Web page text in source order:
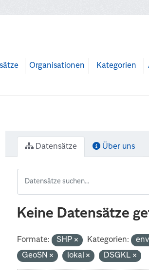
Organisationen Kategorien
Datensätze Über uns
Keine Datensätze
Formate: SHP Kategorien:
GeoSN
lokal DSGKL